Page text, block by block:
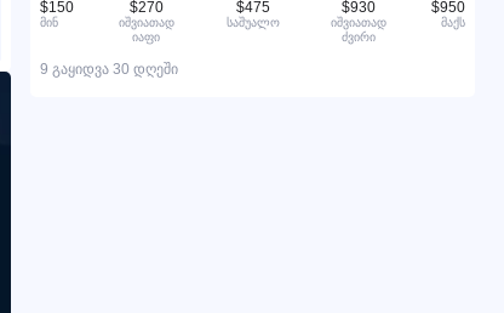
$150
მინ
$270
იშვიათად
იაფი
$475
საშუალო
$930
იშვიათად
ძვირი
$950
მაქს
9 გაყიდვა 30 დღეში